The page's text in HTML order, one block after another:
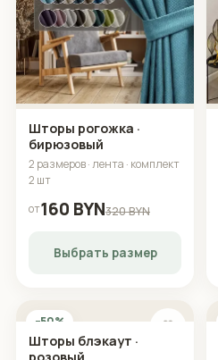
Шторы рогожка ·
бирюзовый
2 размеров · лента · комплект
2 шт
от160 BYN320 BYN
Выбрать размер
−50% 🤍